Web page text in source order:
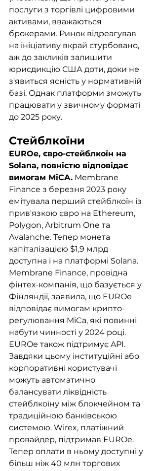
послуги з торгівлі цифровими
активами, вважаються
брокерами. Ринок відреагував
на ініціативу вкрай стурбовано,
аж до закликів залишити
юрисдикцію США доти, доки не
з'явиться ясність у нормативній
базі. Однак платформи зможуть
працювати у звичному форматі
до 2025 року.
Стейблкоїни
EUROe, євро-стейблкоїн на
Solana, повністю відповідає
вимогам MiCA. Membrane
Finance з березня 2023 року
емітувала перший стейблкоїн із
прив'язкою євро на Ethereum,
Polygon, Arbitrum One та
Avalanche. Тепер монета
капіталізацією $1,9 млрд
доступна і на платформі Solana.
Membrane Finance, провідна
фінтех-компанія, що базується у
Фінляндії, заявила, що EUROe
відповідає вимогам крипто-
регулювання MiCa, які повинні
набути чинності у 2024 році.
EUROe також підтримує API.
Завдяки цьому інституційні або
корпоративні користувачі
можуть автоматично
балансувати ліквідність
стейблкоїну між блокчейном та
традиційною банківською
системою. Wirex, платіжний
провайдер, підтримав EUROe.
Тепер оплати в ньому доступні у
більш ніж 40 млн торгових